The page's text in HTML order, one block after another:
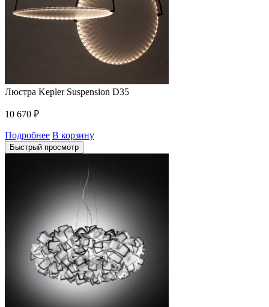
Люстра Kepler Suspension D35
10 670 ₽
Подробнее В корзину
Быстрый просмотр